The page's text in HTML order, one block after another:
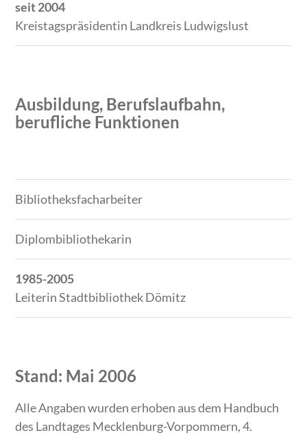
seit 2004
Kreistagspräsidentin Landkreis Ludwigslust
Ausbildung, Berufslaufbahn,
berufliche Funktionen
Zeitraum
Tätigkeit
Bibliotheksfacharbeiter
Diplombibliothekarin
1985-2005
Leiterin Stadtbibliothek Dömitz
Stand: Mai 2006
Alle Angaben wurden erhoben aus dem Handbuch
des Landtages Mecklenburg-Vorpommern, 4.